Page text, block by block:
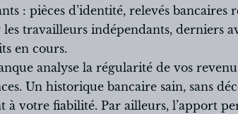
: pièces d’identité, relevés bancaires
travailleurs indépendants, derniers
en cours.
analyse la régularité de vos
Un historique bancaire sain, sans
à votre fiabilité. Par ailleurs, l’apport